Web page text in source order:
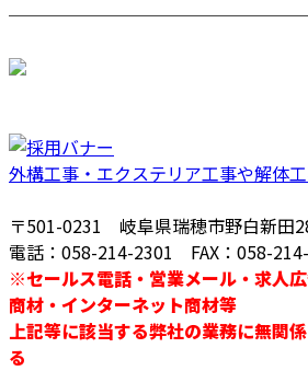
外構工事・エクステリア工事や解体
〒501-0231 岐阜県瑞穂市野白新田
電話：058-214-2301 FAX：058-
※セールス電話・営業メール・求人
商材・インターネット商材等
上記等に該当する弊社の業務に無関
る